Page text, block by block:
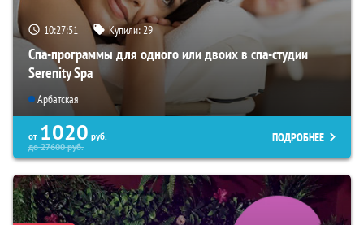
10:27:49 Купили:29
Спа-программы для одного или двоих в спа-студии
Serenity Spa
Арбатская
от 1020 руб.
до27600руб.
ПОДРОБНЕЕ